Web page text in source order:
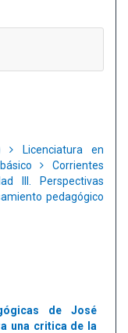
Licenciatura en
Corrientes
III. Perspectivas
pedagógico
de José
una critica de la